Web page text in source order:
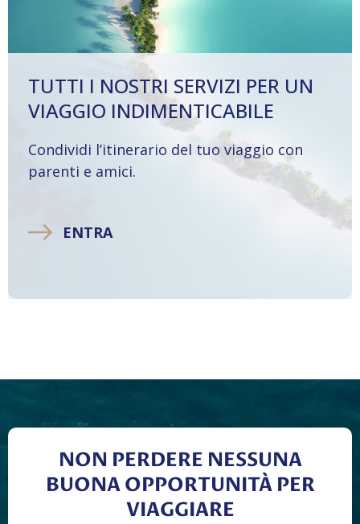
TUTTI I NOSTRI SERVIZI PER UN
VIAGGIO INDIMENTICABILE
Condividi l’itinerario del tuo viaggio con
parenti e amici.
ENTRA
NON PERDERE NESSUNA
BUONA OPPORTUNITÀ PER
VIAGGIARE